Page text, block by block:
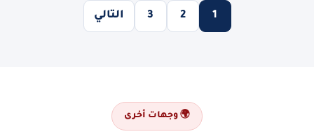
1
2
3 التالي
🌍 وجهات أخرى